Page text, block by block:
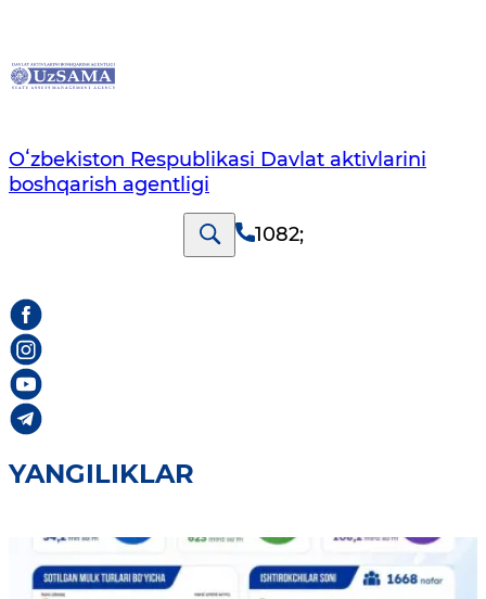
Oʻzbekiston Respublikasi Davlat aktivlarini
boshqarish agentligi
1082;
YANGILIKLAR